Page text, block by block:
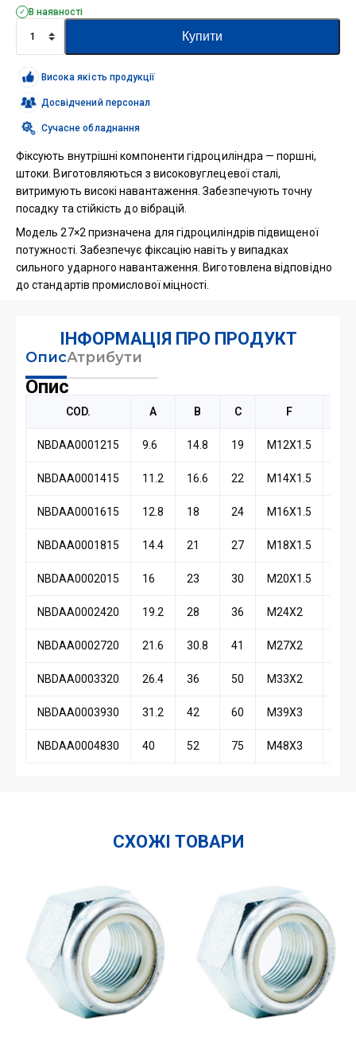
В наявності
самофіксуюча
27х2
кількість
Купити
Висока якість продукції
Досвідчений персонал
Сучасне обладнання
Фіксують внутрішні компоненти гідроциліндра — поршні,
штоки. Виготовляються з високовуглецевої сталі,
витримують високі навантаження. Забезпечують точну
посадку та стійкість до вібрацій.
Модель 27×2 призначена для гідроциліндрів підвищеної
потужності. Забезпечує фіксацію навіть у випадках
сильного ударного навантаження. Виготовлена відповідно
до стандартів промислової міцності.
ІНФОРМАЦІЯ ПРО ПРОДУКТ
ОписАтрибути
Опис
COD. A B C F
NBDAA0001215 9.6 14.8 19 M12X1.5
NBDAA0001415 11.2 16.6 22 M14X1.5
NBDAA0001615 12.8 18 24 M16X1.5
NBDAA0001815 14.4 21 27 M18X1.5
NBDAA0002015 16 23 30 M20X1.5
NBDAA0002420 19.2 28 36 M24X2
NBDAA0002720 21.6 30.8 41 M27X2
NBDAA0003320 26.4 36 50 M33X2
NBDAA0003930 31.2 42 60 M39X3
NBDAA0004830 40 52 75 M48X3
СХОЖІ ТОВАРИ